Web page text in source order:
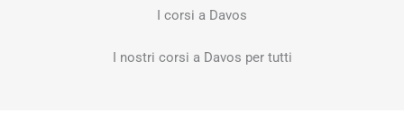
I corsi a Davos
I nostri corsi a Davos per tutti